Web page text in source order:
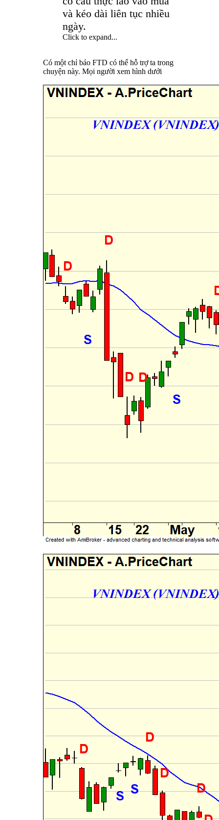
và kéo dài liên tục nhiều
ngày.
Click to expand...
Có một chỉ báo FTD có thể hỗ trợ ta trong
chuyện này. Mọi người xem hình dưới